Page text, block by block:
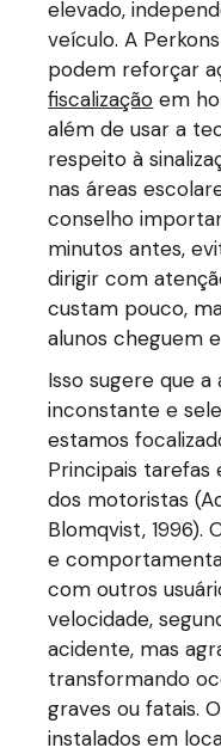
elevado,
veículo. A
podem reforçar
fiscalização em
além de usar a
respeito à
nas áreas
conselho
minutos antes,
dirigir com
custam pouco,
alunos cheguem
Isso sugere que
inconstante e
estamos
Principais tarefas
dos motoristas
Blomqvist, 1996).
e
com outros
velocidade,
acidente, mas
transformando
graves ou fatais.
instalados em